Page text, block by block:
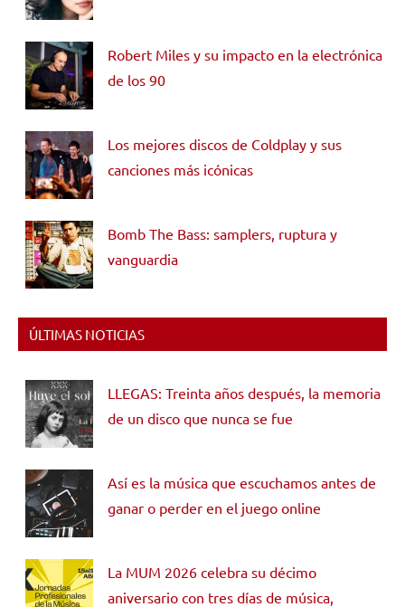
Robert Miles y su impacto en la electrónica
de los 90
Los mejores discos de Coldplay y sus
canciones más icónicas
Bomb The Bass: samplers, ruptura y
vanguardia
ÚLTIMAS NOTICIAS
LLEGAS: Treinta años después, la memoria
de un disco que nunca se fue
Así es la música que escuchamos antes de
ganar o perder en el juego online
La MUM 2026 celebra su décimo
aniversario con tres días de música,